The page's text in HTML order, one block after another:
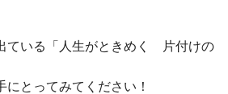
ている「人生がときめく 片付けの
とってみてください！